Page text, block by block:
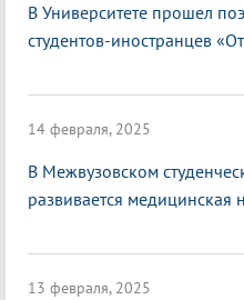
В Университете прошел
студентов-иностранцев
14 февраля, 2025
В Межвузовском
развивается медицинская
13 февраля, 2025